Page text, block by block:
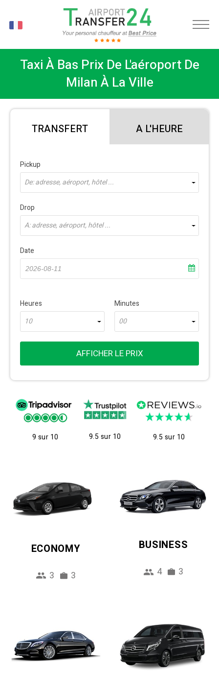
Taxi À Bas Prix De L'aéroport De
Milan À La Ville
TRANSFERT A L'HEURE
Pickup
De: adresse, aéroport, hôtel ...
Drop
À: adresse, aéroport, hôtel ...
Date
Heures
10
Minutes
00
AFFICHER LE PRIX
9 sur 10 9.5 sur 10 9.5 sur 10
ECONOMY
3 3
BUSINESS
4 3